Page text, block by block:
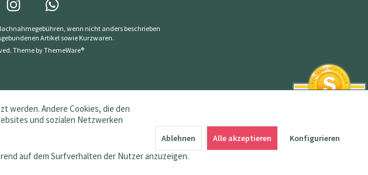
wenn nicht anders beschrieben
Artikel sowie Kurzwaren.
Theme byThemeWare®
werden. Andere Cookies, die den
und sozialen Netzwerken
auf dem Surfverhalten der Nutzer anzuzeigen.
Ablehnen Alle akzeptieren Konfigurieren
aus 145 Bewertungen